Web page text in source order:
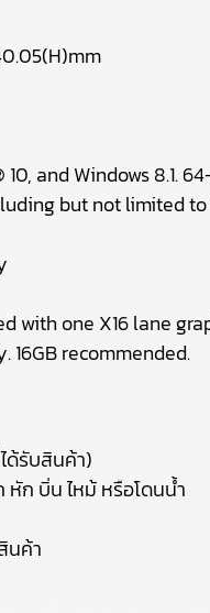
and Windows 8.1.
but not limited
with one X16 lane
16GB recommended.
ด้รับสินค้า)
ก บิ่น ไหม้ หรือโดนน้ำ
นค้า